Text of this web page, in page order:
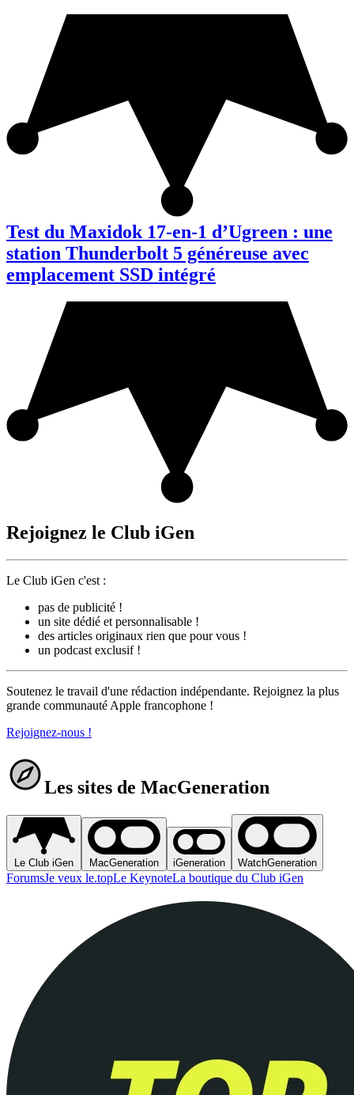
Test du Maxidok 17-en-1 d’Ugreen : une
station Thunderbolt 5 généreuse avec
emplacement SSD intégré
Rejoignez le Club iGen
Le Club iGen c'est :
pas de publicité !
un site dédié et personnalisable !
des articles originaux rien que pour vous !
un podcast exclusif !
Soutenez le travail d'une rédaction indépendante. Rejoignez la plus
grande communauté Apple francophone !
Rejoignez-nous !
Les sites de MacGeneration
Le Club iGen MacGeneration iGeneration WatchGeneration
ForumsJe veux le.topLe KeynoteLa boutique du Club iGen